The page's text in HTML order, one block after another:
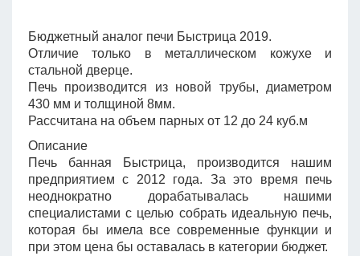
Бюджетный аналог печи Быстрица 2019.
Отличие только в металлическом кожухе и
стальной дверце.
Печь производится из новой трубы, диаметром
430 мм и толщиной 8мм.
Рассчитана на объем парных от 12 до 24 куб.м
Описание
Печь банная Быстрица, производится нашим
предприятием с 2012 года. За это время печь
неоднократно дорабатывалась нашими
специалистами с целью собрать идеальную печь,
которая бы имела все современные функции и
при этом цена бы оставалась в категории бюджет.